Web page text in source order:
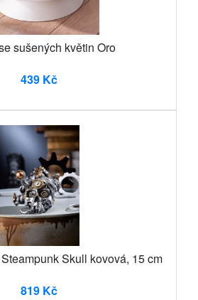
sušených květin Oro
439 Kč
Skull kovová, 15 cm
819 Kč